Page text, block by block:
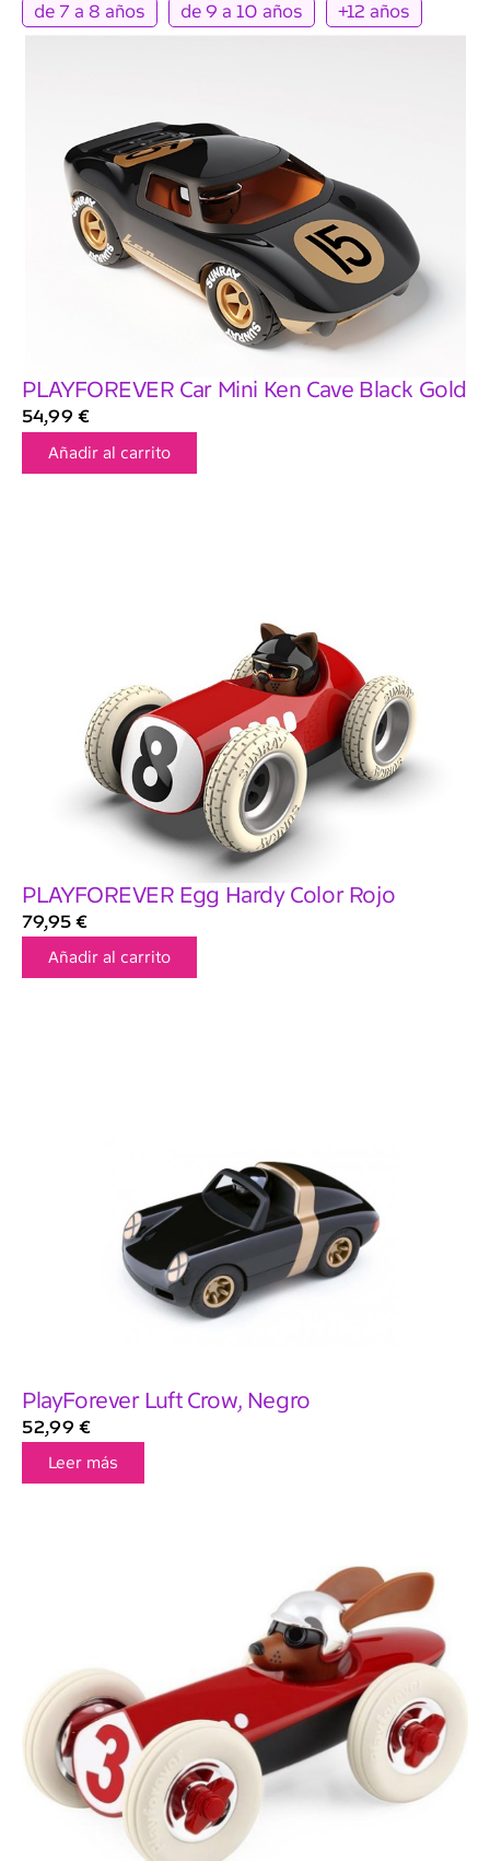
de 7 a 8 años
de 9 a 10 años +12 años
PLAYFOREVER Car Mini Ken Cave Black Gold
54,99 €
Añadir al carrito
PLAYFOREVER Egg Hardy Color Rojo
79,95 €
Añadir al carrito
PlayForever Luft Crow, Negro
52,99 €
Leer más